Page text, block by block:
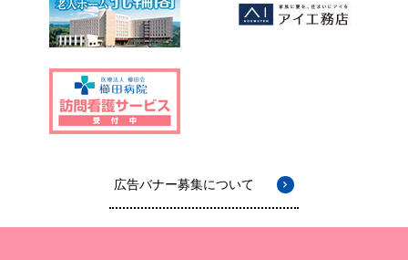
広告バナー募集について